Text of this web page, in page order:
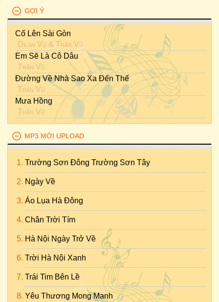
GỢI Ý
Cố Lên Sài Gòn
Dilan Vũ & Trần Vũ
Em Sẽ Là Cô Dâu
Trần Vũ
Đường Về Nhà Sao Xa Đến Thế
Trần Vũ
Mưa Hồng
Trần Vũ
MP3 MỚI UPLOAD
Trường Sơn Đông Trường Sơn Tây
Ngày Về
Áo Lụa Hà Đông
Chân Trời Tím
Hà Nội Ngày Trở Về
Trời Hà Nội Xanh
Trái Tim Bên Lề
Yêu Thương Mong Manh